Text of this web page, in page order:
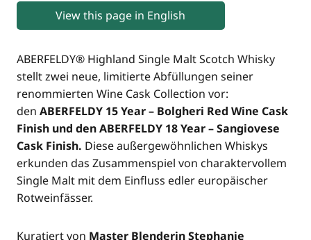
View this page in English
ABERFELDY® High­land Sin­gle Malt Scotch Whis­ky
stellt zwei neue, limi­tier­te Abfül­lun­gen sei­ner
renom­mier­ten Wine Cask Coll­ec­tion vor:
den ABERFELDY 15 Year – Bolg­he­ri Red Wine Cask
Finish und den ABERFELDY 18 Year – San­gio­ve­se
Cask Finish. Die­se außer­ge­wöhn­li­chen Whis­kys
erkun­den das Zusam­men­spiel von cha­rak­ter­vol­lem
Sin­gle Malt mit dem Ein­fluss edler euro­päi­scher
Rotweinfässer.
Kura­tiert von Mas­ter Blen­de­rin Ste­pha­nie